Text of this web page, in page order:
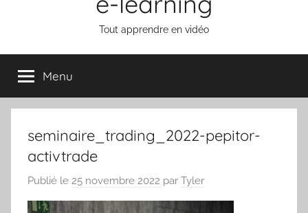
Tout apprendre en vidéo
Menu
seminaire_trading_2022-pepitor-
activtrade
Publié le 25 novembre 2022 par Tyler